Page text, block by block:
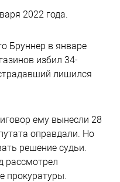
2022 года.
Бруннер в январе
избил 34-
лишился
ему вынесли 28
оправдали. Но
решение судьи.
рассмотрел
прокуратуры.